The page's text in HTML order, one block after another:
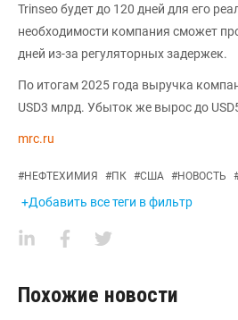
Trinseo будет до 120 дней для его
необходимости компания сможет
дней из-за регуляторных задержек.
По итогам 2025 года выручка
USD3 млрд. Убыток же вырос до
mrc.ru
#НЕФТЕХИМИЯ #ПК #США #НОВОСТЬ
+Добавить все теги в фильтр
Похожие новости